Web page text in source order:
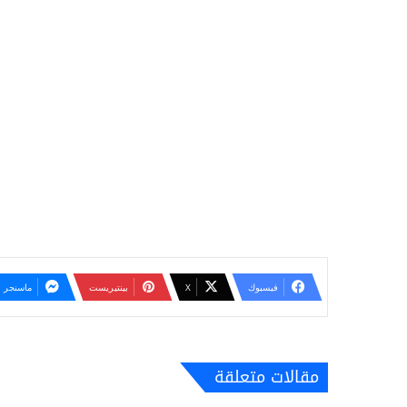
فيسبوك ‫X بينتيريست ماسنجر
مقالات متعلقة